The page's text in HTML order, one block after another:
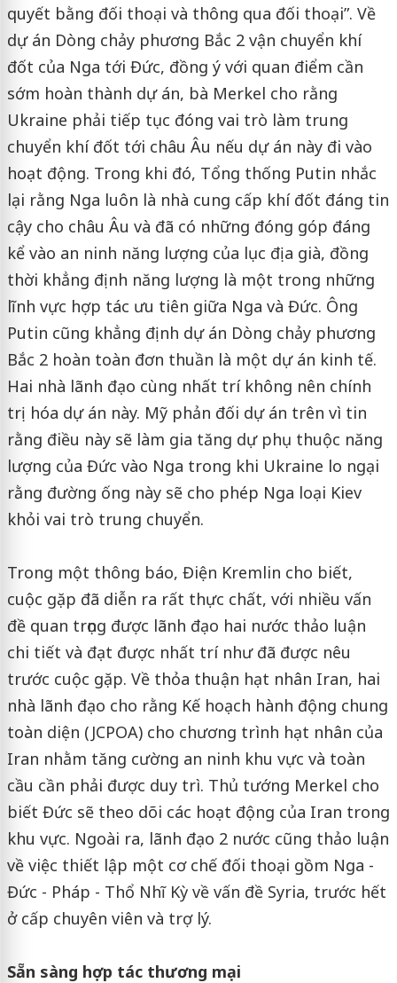
quyết bằng đối thoại và thông qua đối thoại”. Về
dự án Dòng chảy phương Bắc 2 vận chuyển khí
đốt của Nga tới Đức, đồng ý với quan điểm cần
sớm hoàn thành dự án, bà Merkel cho rằng
Ukraine phải tiếp tục đóng vai trò làm trung
chuyển khí đốt tới châu Âu nếu dự án này đi vào
hoạt động. Trong khi đó, Tổng thống Putin nhắc
lại rằng Nga luôn là nhà cung cấp khí đốt đáng tin
cậy cho châu Âu và đã có những đóng góp đáng
kể vào an ninh năng lượng của lục địa già, đồng
thời khẳng định năng lượng là một trong những
lĩnh vực hợp tác ưu tiên giữa Nga và Đức. Ông
Putin cũng khẳng định dự án Dòng chảy phương
Bắc 2 hoàn toàn đơn thuần là một dự án kinh tế.
Hai nhà lãnh đạo cùng nhất trí không nên chính
trị hóa dự án này. Mỹ phản đối dự án trên vì tin
rằng điều này sẽ làm gia tăng dự phụ thuộc năng
lượng của Đức vào Nga trong khi Ukraine lo ngại
rằng đường ống này sẽ cho phép Nga loại Kiev
khỏi vai trò trung chuyển.
Trong một thông báo, Điện Kremlin cho biết,
cuộc gặp đã diễn ra rất thực chất, với nhiều vấn
đề quan trọng được lãnh đạo hai nước thảo luận
chi tiết và đạt được nhất trí như đã được nêu
trước cuộc gặp. Về thỏa thuận hạt nhân Iran, hai
nhà lãnh đạo cho rằng Kế hoạch hành động chung
toàn diện (JCPOA) cho chương trình hạt nhân của
Iran nhằm tăng cường an ninh khu vực và toàn
cầu cần phải được duy trì. Thủ tướng Merkel cho
biết Đức sẽ theo dõi các hoạt động của Iran trong
khu vực. Ngoài ra, lãnh đạo 2 nước cũng thảo luận
về việc thiết lập một cơ chế đối thoại gồm Nga -
Đức - Pháp - Thổ Nhĩ Kỳ về vấn đề Syria, trước hết
ở cấp chuyên viên và trợ lý.
Sẵn sàng hợp tác thương mại